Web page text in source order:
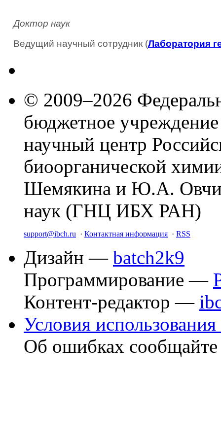
Доктор наук
Ведущий научный сотрудник (Лаборатория
© 2009–2026
бюджетное
научный центр
биоорганической
Шемякина и Ю.А.
наук (ГНЦ ИБХ РАН)
support@ibch.ru · Контактная информация · RSS
Дизайн — batch2k9
Программирование —
Контент-редактор —
Условия использования
Об ошибках